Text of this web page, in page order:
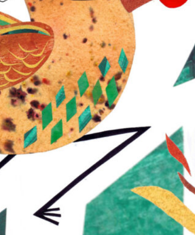
• Pratique somatique
• Jeux d’écoute, de concentration et de
• Exploration corporelle en mouvement avec
à 2, 3 ou 4
• Improvisation à partir des outils de jeu
• Partage d’expérience
• Cercle de clôture
Formules :
un atelier de 1h30